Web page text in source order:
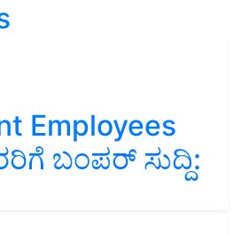
Employees
ಬಂಪರ್‌ ಸುದ್ದಿ: